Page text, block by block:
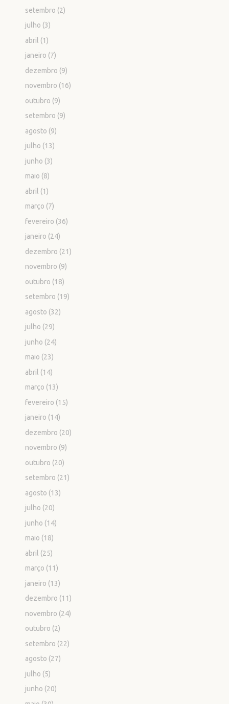
setembro (2)
julho (3)
abril (1)
janeiro (7)
dezembro (9)
novembro (16)
outubro (9)
setembro (9)
agosto (9)
julho (13)
junho (3)
maio (8)
abril (1)
março (7)
fevereiro (36)
janeiro (24)
dezembro (21)
novembro (9)
outubro (18)
setembro (19)
agosto (32)
julho (29)
junho (24)
maio (23)
abril (14)
março (13)
fevereiro (15)
janeiro (14)
dezembro (20)
novembro (9)
outubro (20)
setembro (21)
agosto (13)
julho (20)
junho (14)
maio (18)
abril (25)
março (11)
janeiro (13)
dezembro (11)
novembro (24)
outubro (2)
setembro (22)
agosto (27)
julho (5)
junho (20)